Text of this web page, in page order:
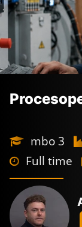
mbo 3
Full time